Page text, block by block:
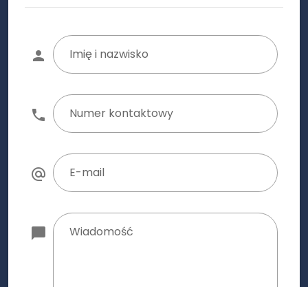
Imię i nazwisko
Numer kontaktowy
E-mail
Wiadomość